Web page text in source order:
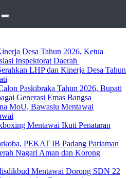
Desa Tahun 2026, Ketua
Inspektorat Daerah
LHP dan Kinerja Desa Tahun
Paskibraka Tahun 2026, Bupati
Generasi Emas Bangsa
MoU, Bawaslu Mentawai
Mentawai Ikuti Penataran
PEKAT IB Padang Pariaman
Nagari Aman dan Korong
Mentawai Dorong SDN 22